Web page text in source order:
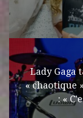
Lady Gaga
« chaotique
: «